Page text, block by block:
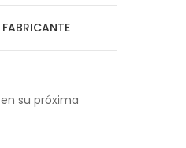
su próxima